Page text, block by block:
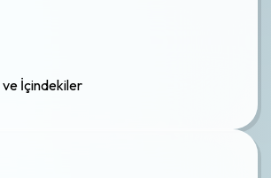
İçindekiler